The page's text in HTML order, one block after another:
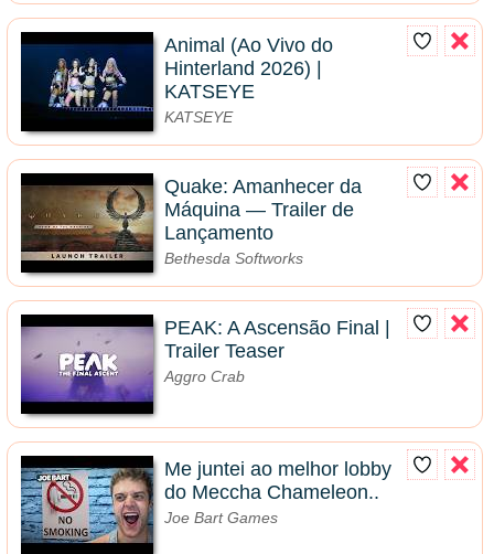
Animal (Ao Vivo do
Hinterland 2026) |
KATSEYE
KATSEYE
Quake: Amanhecer da
Máquina — Trailer de
Lançamento
Bethesda Softworks
PEAK: A Ascensão Final |
Trailer Teaser
Aggro Crab
Me juntei ao melhor lobby
do Meccha Chameleon..
Joe Bart Games